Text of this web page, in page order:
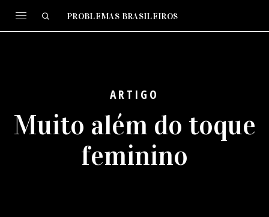
PROBLEMAS BRASILEIROS
ARTIGO
Muito além do toque
feminino